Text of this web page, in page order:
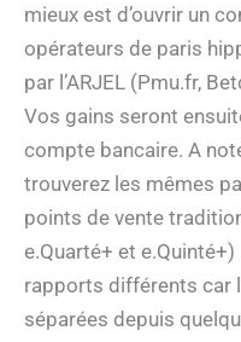
mieux est d’ouvrir un
opérateurs de paris
par l’ARJEL (Pmu.fr,
Vos gains seront
compte bancaire. A
trouverez les mêmes
points de vente
e.Quarté+ et
rapports différents car
séparées depuis